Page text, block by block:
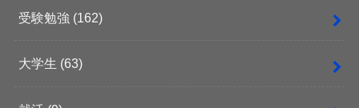
受験勉強 (162)
大学生 (63)